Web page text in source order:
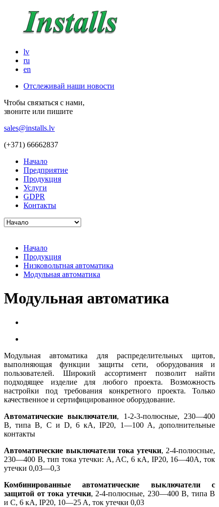
lv
ru
en
Отслеживай наши новости
Чтобы связаться с нами,
звоните или пишите
sales@installs.lv
(+371) 66662837
Начало
Предприятие
Продукция
Услуги
GDPR
Контакты
Начало
Продукция
Низковольтная автоматика
Модульная автоматика
Модульная автоматика
Модульная автоматика для распределительных щитов,
выполняющая функции защиты сети, оборудования и
пользователей. Широкий ассортимент позволит найти
подходящее изделие для любого проекта. Возможность
настройки под требования конкретного проекта. Только
качественное и сертифицированное оборудование.
Автоматические выключатели, 1-2-3-полюсные, 230—400
В, типа B, C и D, 6 кA, IP20, 1—100 A, дополнительные
контакты
Автоматические выключатели тока утечки, 2-4-полюсные,
230—400 В, тип тока утечки: A, AC, 6 кA, IP20, 16—40A, ток
утечки 0,03—0,3
Комбинированные автоматические выключатели с
защитой от тока утечки, 2-4-полюсные, 230—400 В, типа B
и C, 6 кA, IP20, 10—25 A, ток утечки 0,03